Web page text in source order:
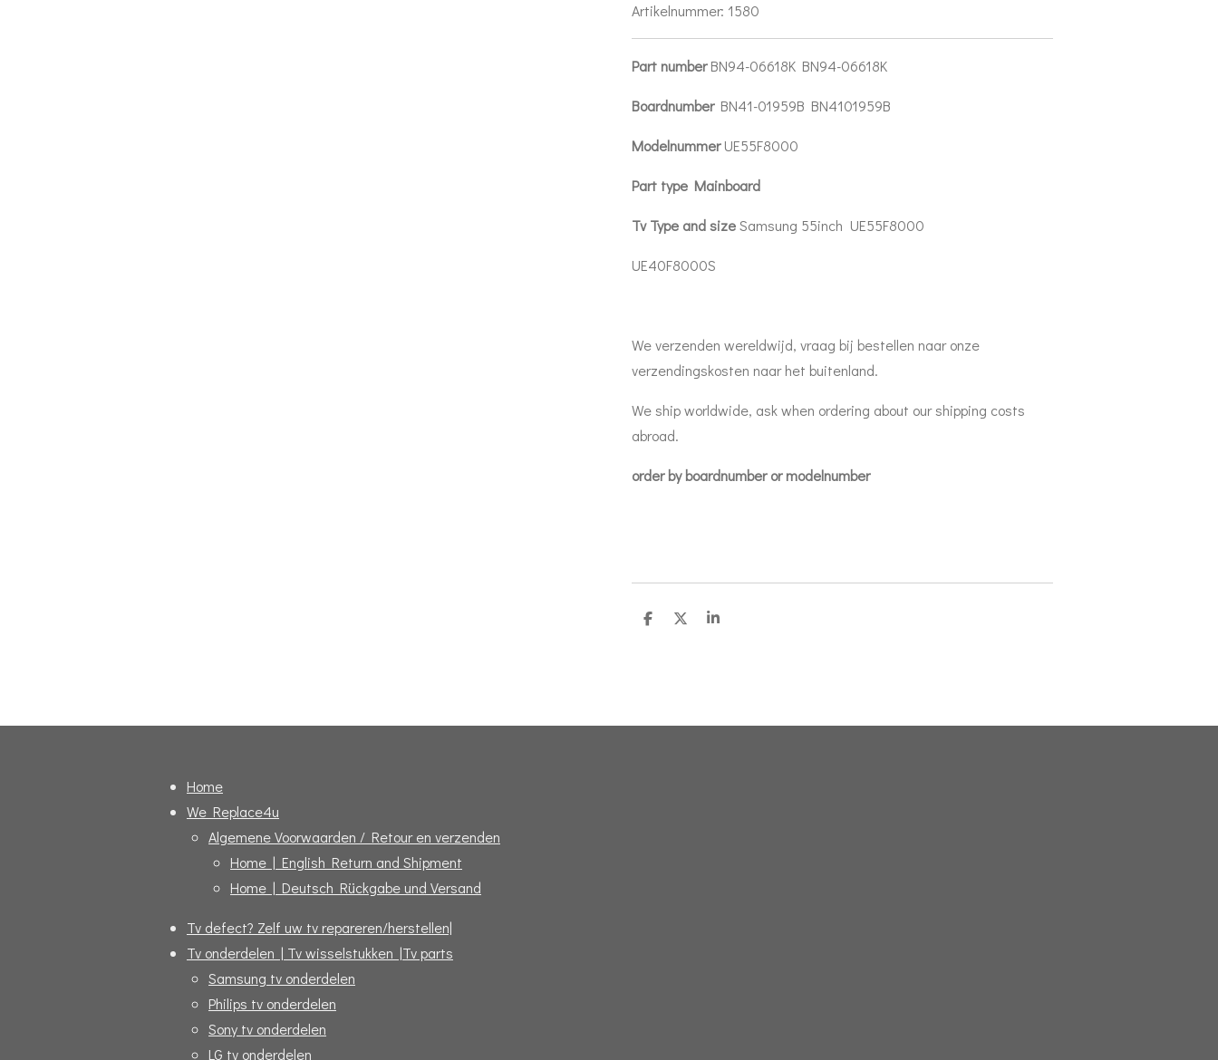
Artikelnummer: 1580
Part numberBN94-06618K BN94-06618K
BoardnumberBN41-01959B BN4101959B
ModelnummerUE55F8000
Part type Mainboard
Tv Type and sizeSamsung 55inch UE55F8000
UE40F8000S
We verzenden wereldwijd, vraag bij bestellen naar onze
verzendingskosten naar het buitenland.
We ship worldwide, ask when ordering about our shipping costs
abroad.
order by boardnumber or modelnumber
D
D
S
Home
We Replace4u
Algemene Voorwaarden / Retour en verzenden
Home | English Return and Shipment
Home | Deutsch Rückgabe und Versand
Tv defect? Zelf uw tv repareren/herstellen|
Tv onderdelen | Tv wisselstukken |Tv parts
Samsung tv onderdelen
Philips tv onderdelen
Sony tv onderdelen
LG tv onderdelen